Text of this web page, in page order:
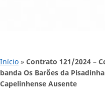
Início » Contrato 121/2024 –
banda Os Barões da
Capelinhense Ausente